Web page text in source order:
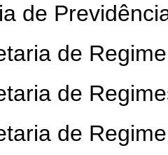
de
de
de
de